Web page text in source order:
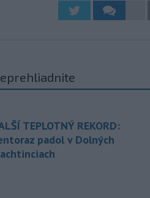
TEPLOTNÝ REKORD:
padol v Dolných